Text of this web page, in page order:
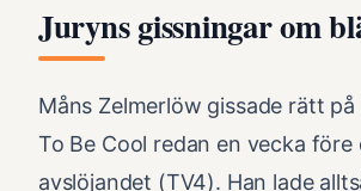
Juryns gissningar om
Måns Zelmerlöw gissade rätt på
To Be Cool redan en vecka
avslöjandet (TV4). Han lade